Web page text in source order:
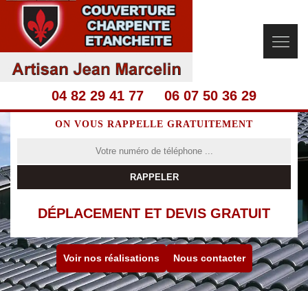
04 82 29 41 77 06 07 50 36 29
ON VOUS RAPPELLE GRATUITEMENT
DÉPLACEMENT ET DEVIS GRATUIT
Voir nos réalisations Nous contacter